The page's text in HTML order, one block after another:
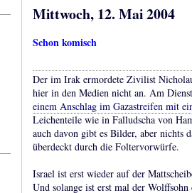
Mittwoch, 12. Mai 2004
Schon komisch
Der im Irak ermordete Zivilist
hier in den Medien nicht an. Am
einem Anschlag im Gazastreifen mit
Leichenteile wie in Falludscha von
auch davon gibt es Bilder, aber nichts
überdeckt durch die Foltervorwürfe.
Israel ist erst wieder auf der
Und solange ist erst mal der Wolffsohn